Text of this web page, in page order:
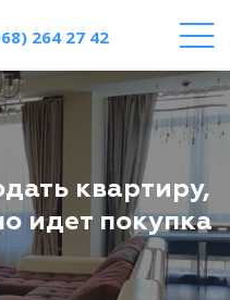
264 27 42
квартиру,
идет покупка